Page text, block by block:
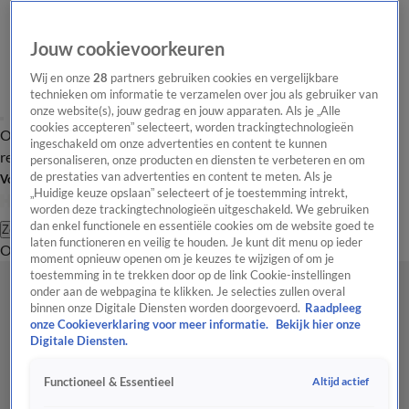
Overzicht Laatste nieuws Regionieuws Het beste van Hart
Tip de
redactie
Volg Hart van Nederland
Zoeken
OverzichtRegioUitzendingenWeerTip de redactiePanelVideo's
Jouw cookievoorkeuren
Wij en onze28 partners gebruiken cookies en vergelijkbare
technieken om informatie te verzamelen over jou als gebruiker van
onze website(s), jouw gedrag en jouw apparaten. Als je „Alle
cookies accepteren” selecteert, worden trackingtechnologieën
ingeschakeld om onze advertenties en content te kunnen
personaliseren, onze producten en diensten te verbeteren en om
de prestaties van advertenties en content te meten. Als je
„Huidige keuze opslaan” selecteert of je toestemming intrekt,
worden deze trackingtechnologieën uitgeschakeld. We gebruiken
dan enkel functionele en essentiële cookies om de website goed te
laten functioneren en veilig te houden. Je kunt dit menu op ieder
moment opnieuw openen om je keuzes te wijzigen of om je
toestemming in te trekken door op de link Cookie-instellingen
onder aan de webpagina te klikken. Je selecties zullen overal
binnen onze Digitale Diensten worden doorgevoerd. Raadpleeg
onze Cookieverklaring voor meer informatie.
Bekijk hier onze
Digitale Diensten.
Functioneel & Essentieel Altijd actief